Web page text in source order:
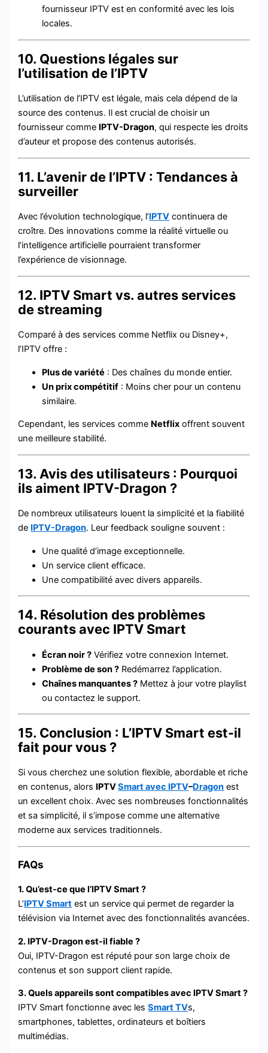
fournisseur IPTV est en conformité avec les lois
locales.
10. Questions légales sur
l’utilisation de l’IPTV
L’utilisation de l’IPTV est légale, mais cela dépend de la
source des contenus. Il est crucial de choisir un
fournisseur comme IPTV-Dragon, qui respecte les droits
d’auteur et propose des contenus autorisés.
11. L’avenir de l’IPTV : Tendances à
surveiller
Avec l’évolution technologique, l’IPTV continuera de
croître. Des innovations comme la réalité virtuelle ou
l’intelligence artificielle pourraient transformer
l’expérience de visionnage.
12. IPTV Smart vs. autres services
de streaming
Comparé à des services comme Netflix ou Disney+,
l’IPTV offre :
Plus de variété : Des chaînes du monde entier.
Un prix compétitif : Moins cher pour un contenu
similaire.
Cependant, les services comme Netflix offrent souvent
une meilleure stabilité.
13. Avis des utilisateurs : Pourquoi
ils aiment IPTV-Dragon ?
De nombreux utilisateurs louent la simplicité et la fiabilité
de IPTV-Dragon. Leur feedback souligne souvent :
Une qualité d’image exceptionnelle.
Un service client efficace.
Une compatibilité avec divers appareils.
14. Résolution des problèmes
courants avec IPTV Smart
Écran noir ? Vérifiez votre connexion Internet.
Problème de son ? Redémarrez l’application.
Chaînes manquantes ? Mettez à jour votre playlist
ou contactez le support.
15. Conclusion : L’IPTV Smart est-il
fait pour vous ?
Si vous cherchez une solution flexible, abordable et riche
en contenus, alors IPTVSmart avec IPTV–Dragon est
un excellent choix. Avec ses nombreuses fonctionnalités
et sa simplicité, il s’impose comme une alternative
moderne aux services traditionnels.
FAQs
1. Qu’est-ce que l’IPTV Smart ?
L’IPTV Smart est un service qui permet de regarder la
télévision via Internet avec des fonctionnalités avancées.
2. IPTV-Dragon est-il fiable ?
Oui, IPTV-Dragon est réputé pour son large choix de
contenus et son support client rapide.
3. Quels appareils sont compatibles avec IPTV Smart ?
IPTV Smart fonctionne avec lesSmart TVs,
smartphones, tablettes, ordinateurs et boîtiers
multimédias.